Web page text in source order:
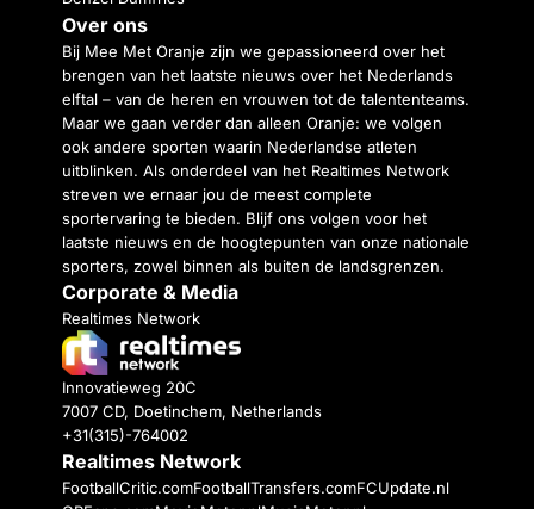
Over ons
Bij Mee Met Oranje zijn we gepassioneerd over het
brengen van het laatste nieuws over het Nederlands
elftal – van de heren en vrouwen tot de talententeams.
Maar we gaan verder dan alleen Oranje: we volgen
ook andere sporten waarin Nederlandse atleten
uitblinken. Als onderdeel van het Realtimes Network
streven we ernaar jou de meest complete
sportervaring te bieden. Blijf ons volgen voor het
laatste nieuws en de hoogtepunten van onze nationale
sporters, zowel binnen als buiten de landsgrenzen.
Corporate & Media
Realtimes Network
Innovatieweg 20C
7007 CD, Doetinchem, Netherlands
+31(315)-764002
Realtimes Network
FootballCritic.comFootballTransfers.comFCUpdate.nl